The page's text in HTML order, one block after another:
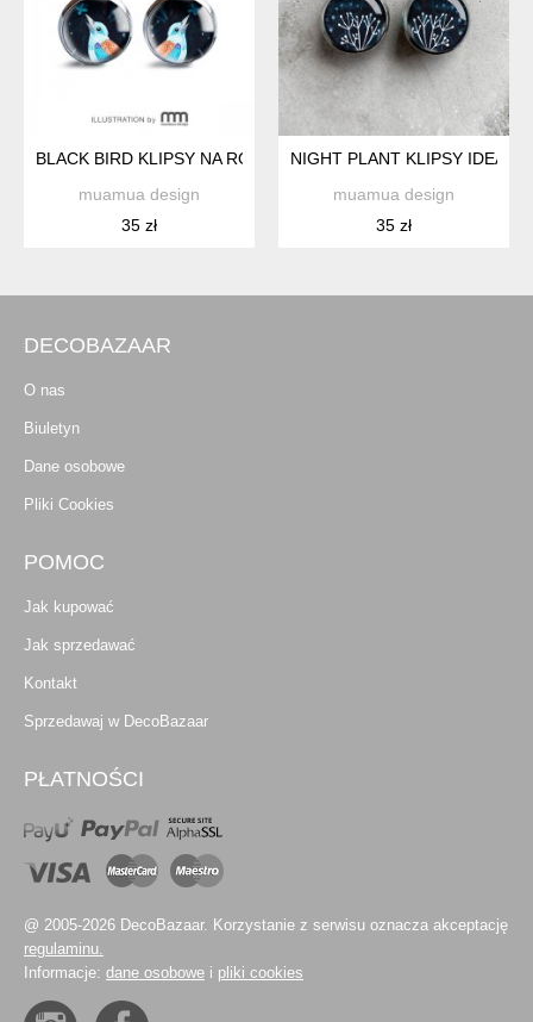
BLACK BIRD KLIPSY NA ROMANTYCZNĄ RANDKĘ
muamua design
35 zł
NIGHT PLANT KLIPSY
muamua design
35 zł
DECOBAZAAR
O nas
Biuletyn
Dane osobowe
Pliki Cookies
POMOC
Jak kupować
Jak sprzedawać
Kontakt
Sprzedawaj w DecoBazaar
PŁATNOŚCI
@ 2005-2026 DecoBazaar. Korzystanie z serwisu oznacza akceptację
regulaminu.
Informacje: dane osobowe i pliki cookies